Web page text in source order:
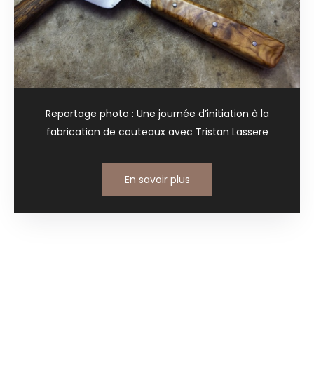
Reportage photo : Une journée d’initiation à la
fabrication de couteaux avec Tristan Lassere
En savoir plus